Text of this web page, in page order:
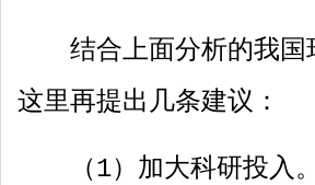
结合上面分析的我国
这里再提出几条建议：
（1）加大科研投入